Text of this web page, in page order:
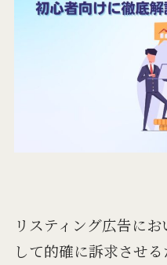
リスティング広告に
して的確に訴求させる